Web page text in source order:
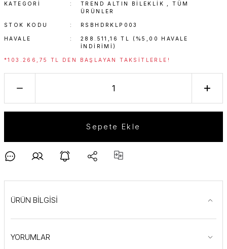
KATEGORI TREND ALTIN BILEKLIK ,TÜM
ÜRÜNLER
STOK KODU RSBHDRKLP003
HAVALE
288.511,16 TL (%5,00 HAVALE
INDIRIMI)
*103.266,75 TL DEN BAŞLAYAN TAKSITLERLE!
Sepete Ekle
ÜRÜN BİLGİSİ
YORUMLAR